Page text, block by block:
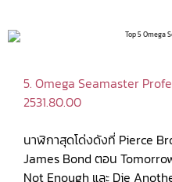
5. Omega Seamaster
2531.80.00
นาฬิกาสุดโด่งดังที่ Pierce
James Bond ตอน
Not Enough และ Die